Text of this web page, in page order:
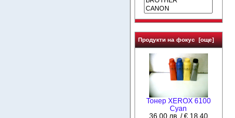
Продукти на фокус [още]
Тонер XEROX 6100
Cyan
36.00 лв. / € 18.40